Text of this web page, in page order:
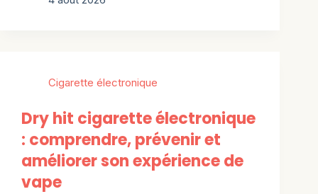
Cigarette électronique
Dry hit cigarette électronique
: comprendre, prévenir et
améliorer son expérience de
vape